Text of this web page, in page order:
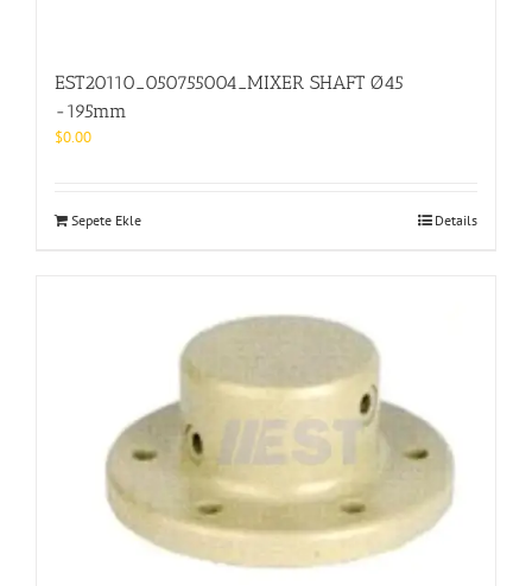
EST20110_050755004_MIXER SHAFT Ø45
-195mm
$0.00
Sepete Ekle Details